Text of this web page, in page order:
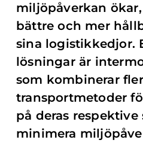
miljöpåverkan
bättre och mer
sina logistikkedjor.
lösningar är
som kombinerar
transportmetoder
på deras
minimera